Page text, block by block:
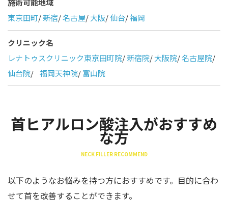
施術可能地域
東京田町/新宿/名古屋/大阪/仙台/福岡
クリニック名
レナトゥスクリニック東京田町院/新宿院/大阪院/名古屋院/
仙台院/ 福岡天神院/富山院
首ヒアルロン酸注入がおすすめ
な方
NECK FILLER RECOMMEND
以下のようなお悩みを持つ方におすすめです。目的に合わ
せて首を改善することができます。